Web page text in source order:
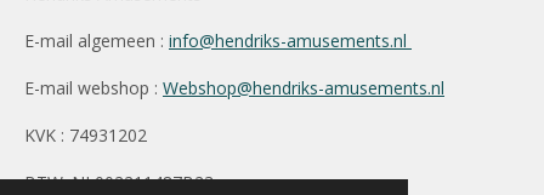
E-mail algemeen : info@hendriks-amusements.nl
E-mail webshop : Webshop@hendriks-amusements.nl
KVK : 74931202
BTW: NL002211487B23